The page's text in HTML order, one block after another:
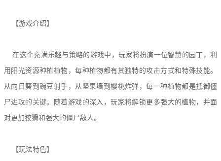
【游戏介绍】
在这个充满乐趣与策略的游戏中，玩家将扮演一位智慧的园丁，利
用阳光资源种植植物，每种植物都有其独特的攻击方式和特殊技能。
从向日葵到豌豆射手，从坚果墙到樱桃炸弹，每一种植物都是抵御僵
尸进攻的关键。随着游戏的深入，玩家将解锁更多强大的植物，并面
对更加狡猾和强大的僵尸敌人。
【玩法特色】